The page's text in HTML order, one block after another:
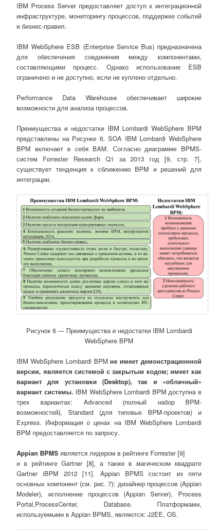
IBM Process Server предоставляет доступ к интеграционной
инфраструктуре, мониторингу процессов, поддержке событий
и бизнес-правил.
IBM WebSphere ESB (Enterprise Service Bus) предназначена
для обеспечения соединения между компонентами,
составляющими процесс. Однако использование ESB
ограничено и не доступно, если не куплено отдельно.
Performance Data Warehouse обеспечивает широкие
возможности для анализа процессов.
Преимущества и недостатки IBM Lombardi WebSphere BPM
представлены на Рисунке 6. SOA IBM Lombardi WebSphere
BPM включает в себя BAM. Согласно диаграмме BPMS-
систем Forrester Research Q1 за 2013 год [9, стр. 7],
существует тенденция к сближению BPM и решений для
интеграции.
Рисунок 6 ― Преимущества и недостатки IBM Lombardi
WebSphere BPM
IBM WebSphere Lombardi BPM не имеет демонстрационной
версии, является системой с закрытым кодом; имеет как
вариант для установки (Desktop), так и «облачный»
вариант системы. IBM WebSphere Lombardi BPM доступна в
трех вариантах: Advanced (полный набор BPM-
возможностей), Standard (для типовых BPM-проектов) и
Express. Информация о ценах на IBM WebSphere Lombardi
BPM предоставляется по запросу.
Appian BPMS является лидером в рейтинге Forrester [9]
и в рейтинге Gartner [8], а также в магическом квадрате
Gartner iBPM 2012 [11]. Appian BPMS состоит из пяти
основных компонент (см. рис. 7): дизайнер процессов (Appian
Modeler), исполнение процессов (Appian Server), Process
Portal,ProcessCenter, Database. Платформами,
используемыми в Appian BPMS, являются: J2EE, OS.